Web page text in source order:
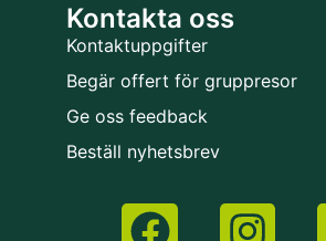
Kontakta oss
Kontaktuppgifter
Begär offert för gruppresor
Ge oss feedback
Beställ nyhetsbrev